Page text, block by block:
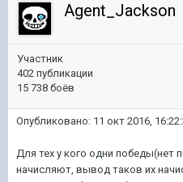
Agent_Jackson
Участник
402 публикации
15 738 боёв
Опубликовано: 11 окт 2016,
Для тех у кого одни победы(нет
начисляют, вывод таков их